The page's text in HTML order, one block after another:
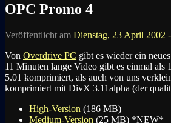
OPC Promo 4
Veröffentlicht am Dienstag, 23 April 2002
Von Overdrive PC gibt es wieder ein
11 Minuten lange Video gibt es einmal
5.01 komprimiert, als auch von uns
komprimiert mit DivX 3.11alpha (der
High-Version (186 MB)
Medium-Version (25 MB) *NEW*